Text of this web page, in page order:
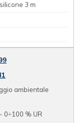
3 m
ambientale
0÷100 % UR